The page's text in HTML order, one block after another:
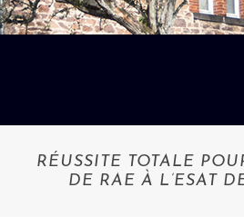
RÉUSSITE TOTALE
DE RAE À L’ESAT